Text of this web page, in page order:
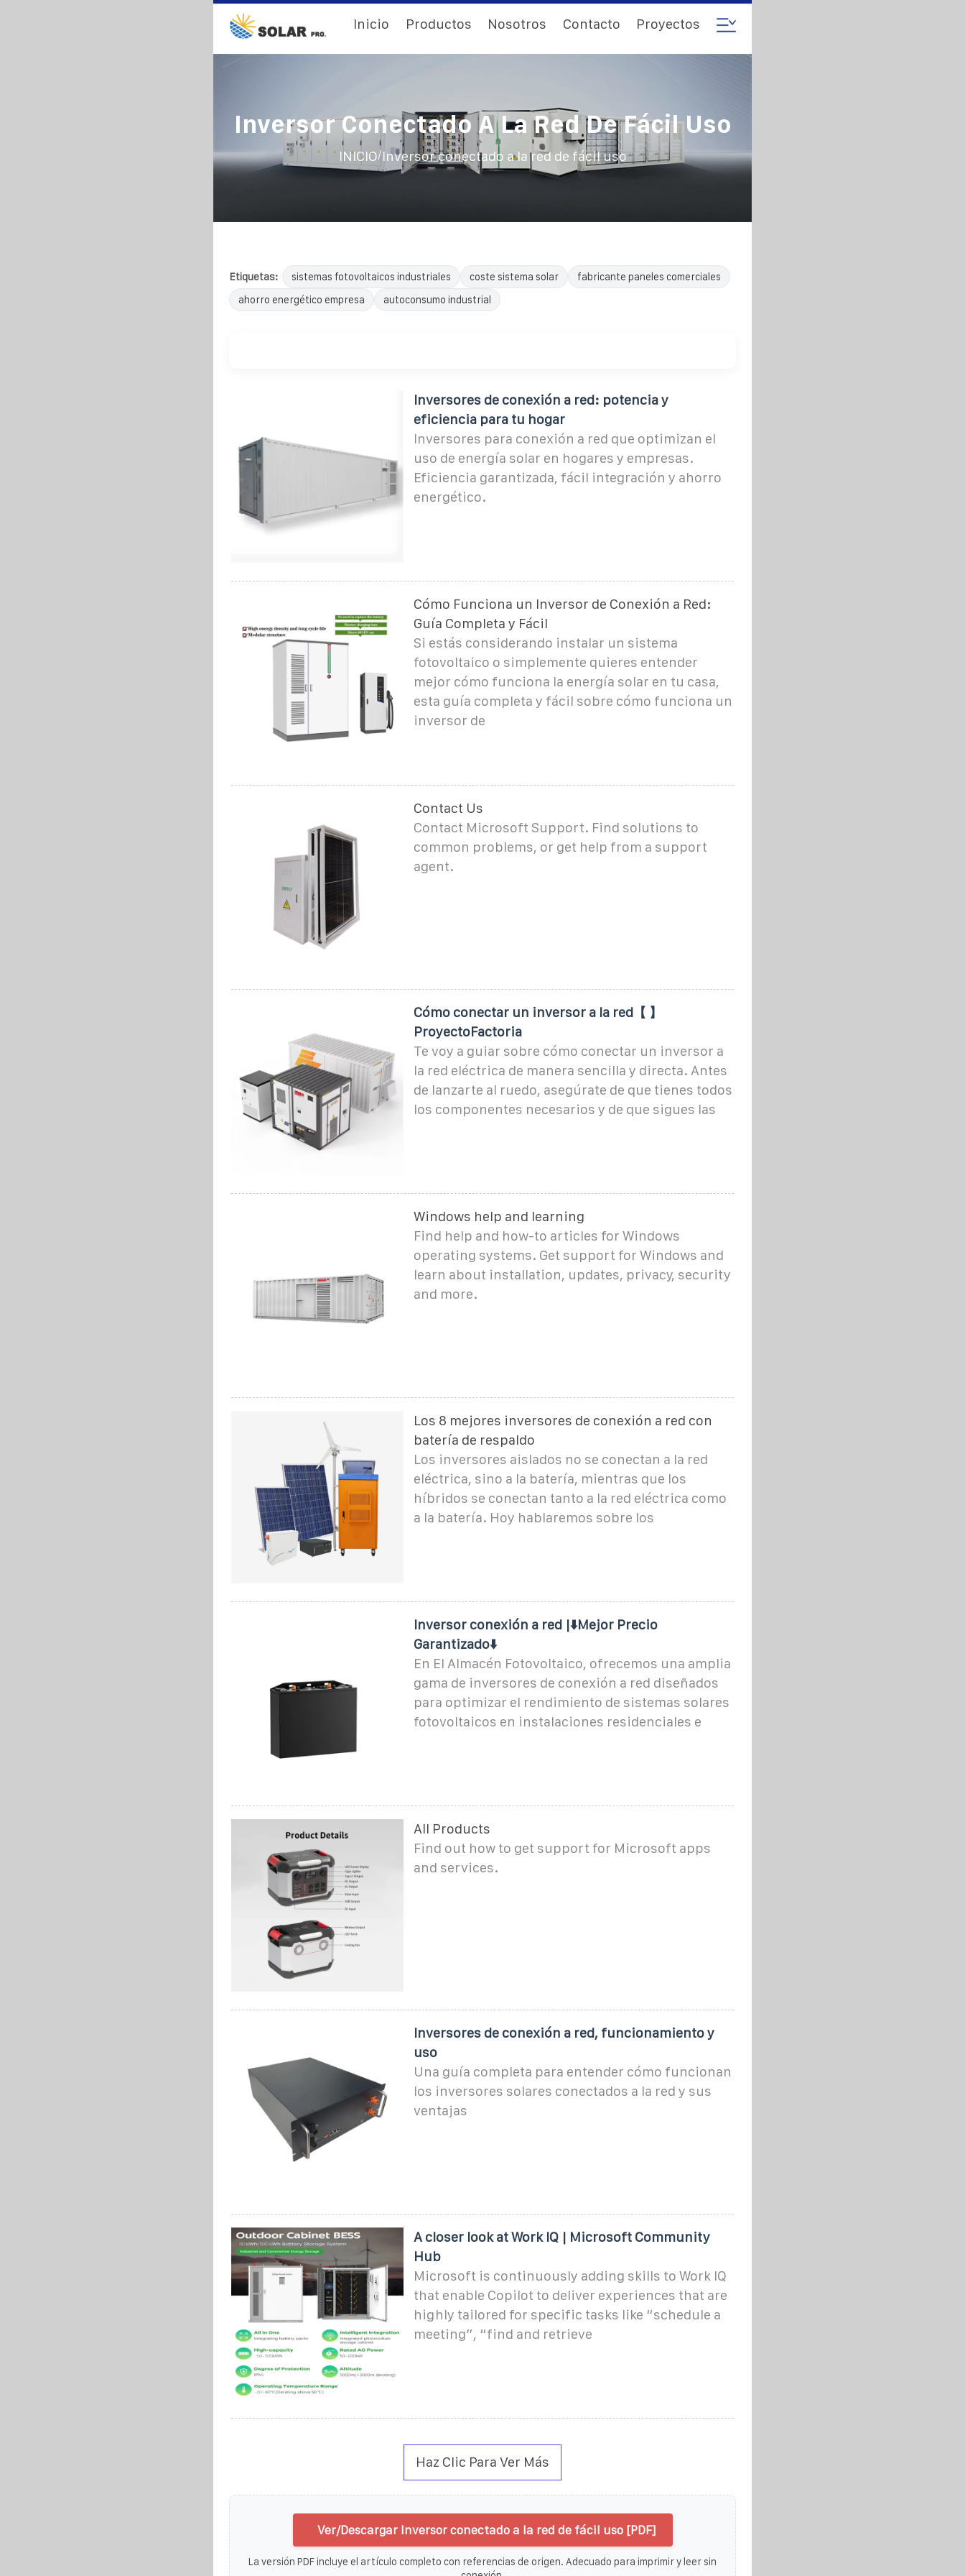
Inicio Productos Nosotros Contacto Proyectos
Inversor Conectado A La Red De Fácil Uso
INICIO/Inversor conectado a la red de fácil uso
Etiquetas: sistemas fotovoltaicos industriales coste sistema solar
fabricante paneles comerciales
ahorro energético empresa
autoconsumo industrial
Inversores de conexión a red: potencia y
eficiencia para tu hogar
Inversores para conexión a red que optimizan el
uso de energía solar en hogares y empresas.
Eficiencia garantizada, fácil integración y ahorro
energético.
Cómo Funciona un Inversor de Conexión a Red:
Guía Completa y Fácil
Si estás considerando instalar un sistema
fotovoltaico o simplemente quieres entender
mejor cómo funciona la energía solar en tu casa,
esta guía completa y fácil sobre cómo funciona un
inversor de
Contact Us
Contact Microsoft Support. Find solutions to
common problems, or get help from a support
agent.
️Cómo conectar un inversor a la red【 ️】
ProyectoFactoria
Te voy a guiar sobre cómo conectar un inversor a
la red eléctrica de manera sencilla y directa. Antes
de lanzarte al ruedo, asegúrate de que tienes todos
los componentes necesarios y de que sigues las
Windows help and learning
Find help and how-to articles for Windows
operating systems. Get support for Windows and
learn about installation, updates, privacy, security
and more.
Los 8 mejores inversores de conexión a red con
batería de respaldo
Los inversores aislados no se conectan a la red
eléctrica, sino a la batería, mientras que los
híbridos se conectan tanto a la red eléctrica como
a la batería. Hoy hablaremos sobre los
Inversor conexión a red |⬇️Mejor Precio
Garantizado⬇️
En El Almacén Fotovoltaico, ofrecemos una amplia
gama de inversores de conexión a red diseñados
para optimizar el rendimiento de sistemas solares
fotovoltaicos en instalaciones residenciales e
All Products
Find out how to get support for Microsoft apps
and services.
Inversores de conexión a red, funcionamiento y
uso
Una guía completa para entender cómo funcionan
los inversores solares conectados a la red y sus
ventajas
A closer look at Work IQ | Microsoft Community
Hub
Microsoft is continuously adding skills to Work IQ
that enable Copilot to deliver experiences that are
highly tailored for specific tasks like “schedule a
meeting”, “find and retrieve
Haz Clic Para Ver Más
Ver/Descargar Inversor conectado a la red de fácil uso [PDF]
La versión PDF incluye el artículo completo con referencias de origen. Adecuado para imprimir y leer sin